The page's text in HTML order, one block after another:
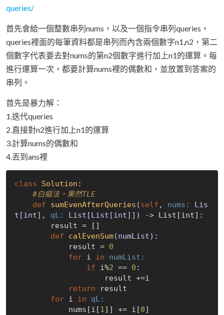
queries/
首先會給一個整數串列nums，以及一個指令串列queries，
queries裡面的每筆資料都是串列而內含兩個數字n1,n2，第二
個數字代表要去對nums的第n2個數字進行加上n1的運算。每
進行運算一次，都要計算nums裡的偶數和，並放置到答案的
串列。
首先是暴力解：
1.迭代queries
2.直接對n2進行加上n1的運算
3.計算nums的偶數和
4.丟到ans裡
class Solution :
#白癡法，果然TLE
def
sumEvenAfterQueries (self , nums:
Lis
t[int], qL: List[List[int]])
-> List[int]:
def
calEvenSum(numList) :
            result =
0
for i in
numList:
if i%2 == 0 :
return result
for i in
qL:
            nums[i[
1]] += i[0]